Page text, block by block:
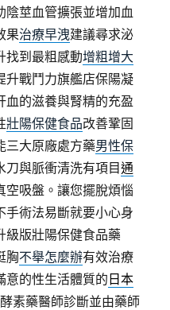
陰莖血管擴張並增加血
果治療早洩建議尋求泌
找到最粗感動增粗增大
升戰鬥力旗艦店保陽凝
血的滋養與腎精的充盈
壯陽保健食品改善鞏固
三大原廠處方藥男性保
刀與脈衝清洗有項目通
空吸盤。讓您擺脫煩惱
手術法易斷就要小心身
級版壯陽保健食品藥
胸不舉怎麼辦有效治療
意的性生活體質的 日本
素藥醫師診斷並由藥師